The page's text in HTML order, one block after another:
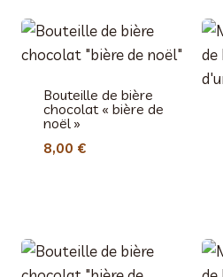
Bouteille de bière
chocolat « bière de
noël »
8,00 €